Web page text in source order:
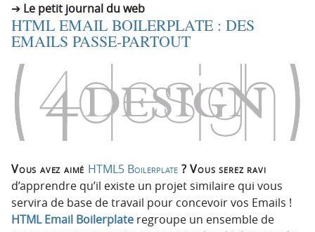
Le petit journal du web
HTML EMAIL BOILERPLATE : DES
EMAILS PASSE-PARTOUT
Vous avez aimé HTML5 Boilerplate ? Vous serez ravi
d’apprendre qu’il existe un projet similaire qui vous
servira de base de travail pour concevoir vos Emails !
HTML Email Boilerplate regroupe un ensemble de